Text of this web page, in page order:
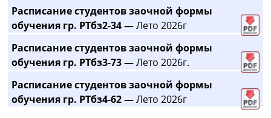
Расписание студентов заочной формы
обучения гр. РТбз2-34 —Лето 2026г
Расписание студентов заочной формы
обучения гр. РТбз3-73 —Лето 2026г.
Расписание студентов заочной формы
обучения гр. РТбз4-62 —Лето 2026г